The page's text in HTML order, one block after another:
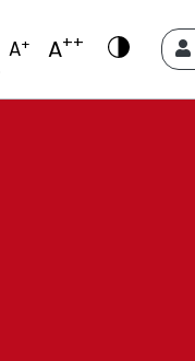
A+ A++